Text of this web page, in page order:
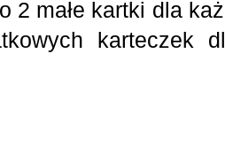
2 małe kartki dla
karteczek